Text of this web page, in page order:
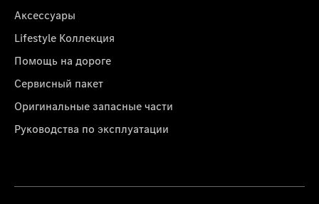
Аксессуары
Lifestyle Коллекция
Помощь на дороге
Сервисный пакет
Оригинальные запасные части
Руководства по эксплуатации